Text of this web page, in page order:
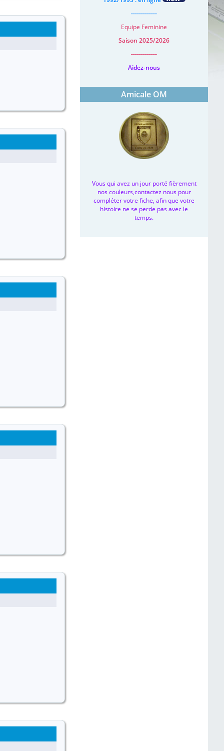
-------------
Equipe Feminine
Saison 2025/2026
-------------
Aidez-nous
Amicale OM
Vous qui avez un jour porté fièrement
nos couleurs,contactez nous pour
compléter votre fiche, afin que votre
histoire ne se perde pas avec le
temps.